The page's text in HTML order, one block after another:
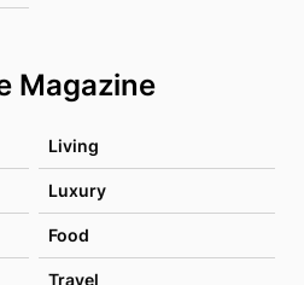
Magazine
Living
Luxury
Food
Travel